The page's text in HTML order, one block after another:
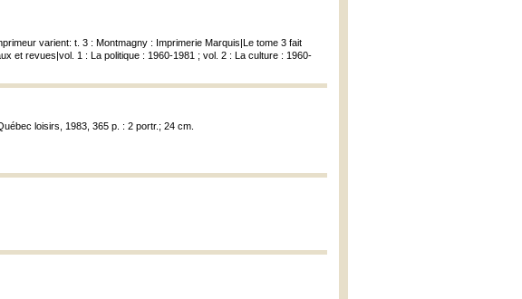
varient: t. 3 : Montmagny : Imprimerie Marquis|Le tome 3 fait
et revues|vol. 1 : La politique : 1960-1981 ; vol. 2 : La culture : 1960-
loisirs, 1983, 365 p. : 2 portr.; 24 cm.